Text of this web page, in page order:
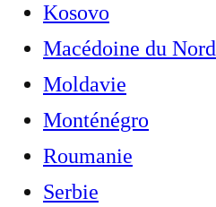
Kosovo
Macédoine du Nord
Moldavie
Monténégro
Roumanie
Serbie